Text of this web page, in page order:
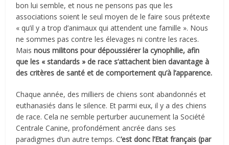
bon lui semble, et nous ne pensons pas que les
associations soient le seul moyen de le faire sous prétexte
« qu’il y a trop d’animaux qui attendent une famille ». Nous
ne sommes pas contre les élevages ni contre les races.
Maisnous militons pour dépoussiérer la cynophilie, afin
que les « standards » de race s’attachent bien davantage à
des critères de santé et de comportement qu’à l’apparence.
Chaque année, des milliers de chiens sont abandonnés et
euthanasiés dans le silence. Et parmi eux, il y a des chiens
de race. Cela ne semble perturber aucunement la Société
Centrale Canine, profondément ancrée dans ses
paradigmes d’un autre temps. C’est donc l’Etat français (par